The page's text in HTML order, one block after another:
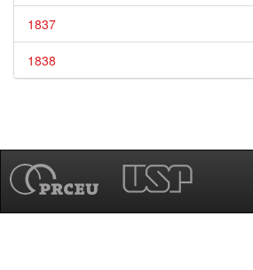
1837
1838